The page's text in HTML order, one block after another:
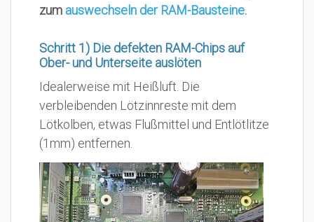
zum auswechseln der RAM-Bausteine.
Schritt 1) Die defekten RAM-Chips auf
Ober- und Unterseite auslöten
Idealerweise mit Heißluft. Die
verbleibenden Lötzinnreste mit dem
Lötkolben, etwas Flußmittel und Entlötlitze
(1mm) entfernen.